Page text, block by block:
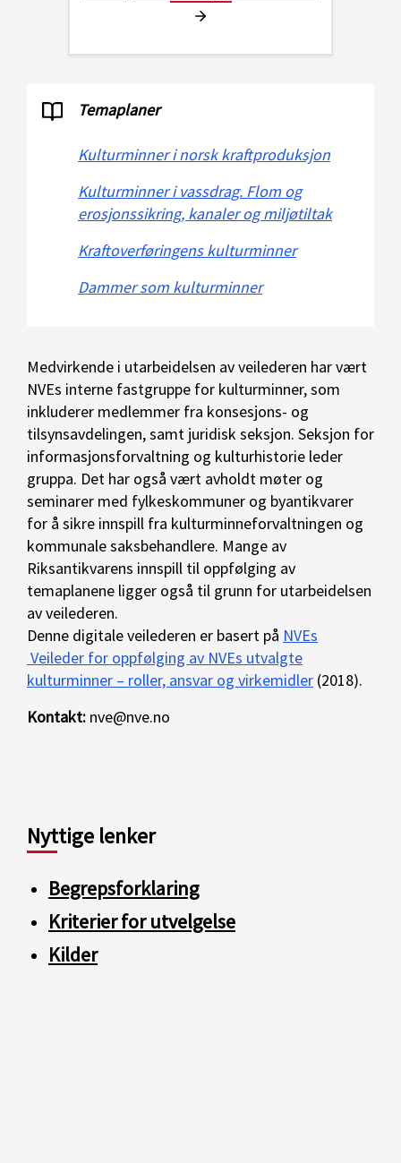
Temaplaner
Kulturminner i norsk kraftproduksjon
Kulturminner i vassdrag. Flom og
erosjonssikring, kanaler og miljøtiltak
Kraftoverføringens kulturminner
Dammer som kulturminner
Medvirkende i utarbeidelsen av veilederen har vært
NVEs interne fastgruppe for kulturminner, som
inkluderer medlemmer fra konsesjons- og
tilsynsavdelingen, samt juridisk seksjon. Seksjon for
informasjonsforvaltning og kulturhistorie leder
gruppa. Det har også vært avholdt møter og
seminarer med fylkeskommuner og byantikvarer
for å sikre innspill fra kulturminneforvaltningen og
kommunale saksbehandlere. Mange av
Riksantikvarens innspill til oppfølging av
temaplanene ligger også til grunn for utarbeidelsen
av veilederen.
Denne digitale veilederen er basert på NVEs
Veileder for oppfølging av NVEs utvalgte
kulturminner – roller, ansvar og virkemidler (2018).
Kontakt: nve@nve.no
Nyttige lenker
Begrepsforklaring
Kriterier for utvelgelse
Kilder